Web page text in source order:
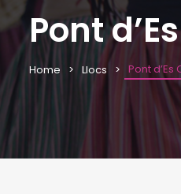
Pont
Home Llocs Pont d’Es